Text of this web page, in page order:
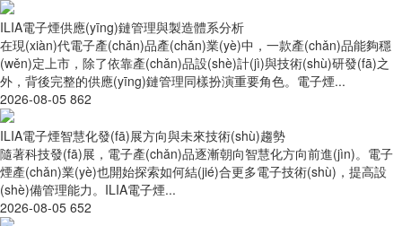
ILIA電子煙供應(yīng)鏈管理與製造體系分析
在現(xiàn)代電子產(chǎn)品產(chǎn)業(yè)中，一款產(chǎn)品能夠穩
(wěn)定上市，除了依靠產(chǎn)品設(shè)計(jì)與技術(shù)研發(fā)之
外，背後完整的供應(yīng)鏈管理同樣扮演重要角色。電子煙...
2026-08-05 862
ILIA電子煙智慧化發(fā)展方向與未來技術(shù)趨勢
隨著科技發(fā)展，電子產(chǎn)品逐漸朝向智慧化方向前進(jìn)。電子
煙產(chǎn)業(yè)也開始探索如何結(jié)合更多電子技術(shù)，提高設
(shè)備管理能力。ILIA電子煙...
2026-08-05 652